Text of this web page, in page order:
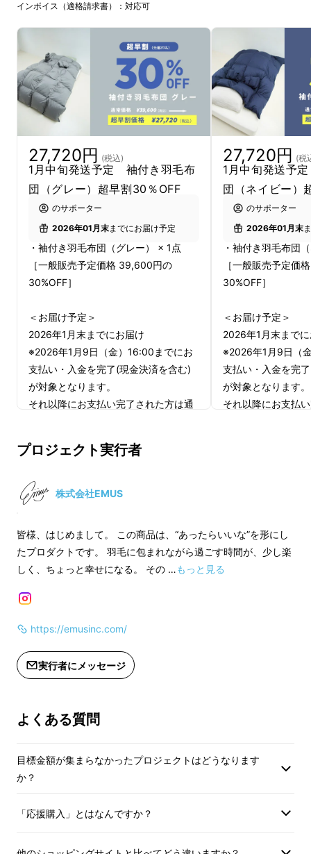
「羽毛布団の中は天国。でも、動こう
とすると寒い——」
冬の就寝時に、多くの人が抱える“寒さの悩
み”。
羽毛布団の中は一度あたたまると極上の心地よ
さですが、読書やスマホ、勉強、ゲームなど、
に冷気に触れてしまいます。
せっかくの温もりを手放す、あの辛さは誰もが
ようなら。
袖付き羽毛布団「SLEEVE」なら、羽毛のあた
ま、好きなことに没頭できる。
新しい冬のくつろぎ方が、ここから始まりま
袖付き羽毛布団
インボイス（適格請求書）：対応可
27,720円 (税込)
1月中旬発送予定 袖付き羽毛布
団（グレー）超早割30％OFF
のサポーター
2026年01月末までにお届け予定
・袖付き羽毛布団（グレー） × 1点
［一般販売予定価格 39,600円の
30%OFF］
＜お届け予定＞
2026年1月末までにお届け
※2026年1月9日（金）16:00までにお
支払い・入金を完了(現金決済を含む)
が対象となります。
それ以降にお支払い完了された方は通
27,720円 (税
1月中旬発送予
団（ネイビー）
のサポーター
2026年01月末
・袖付き羽毛布団
［一般販売予定価
30%OFF］
＜お届け予定＞
2026年1月末まで
※2026年1月9日（
支払い・入金を完
が対象となります。
それ以降にお支払
プロジェクト実行者
株式会社EMUS
皆様、はじめまして。 この商品は、“あったらいいな”を形にし
たプロダクトです。 羽毛に包まれながら過ごす時間が、少し楽
しく、ちょっと幸せになる。 その …もっと見る
https://emusinc.com/
実行者にメッセージ
よくある質問
目標金額が集まらなかったプロジェクトはどうなります
か？
「応援購入」とはなんですか？